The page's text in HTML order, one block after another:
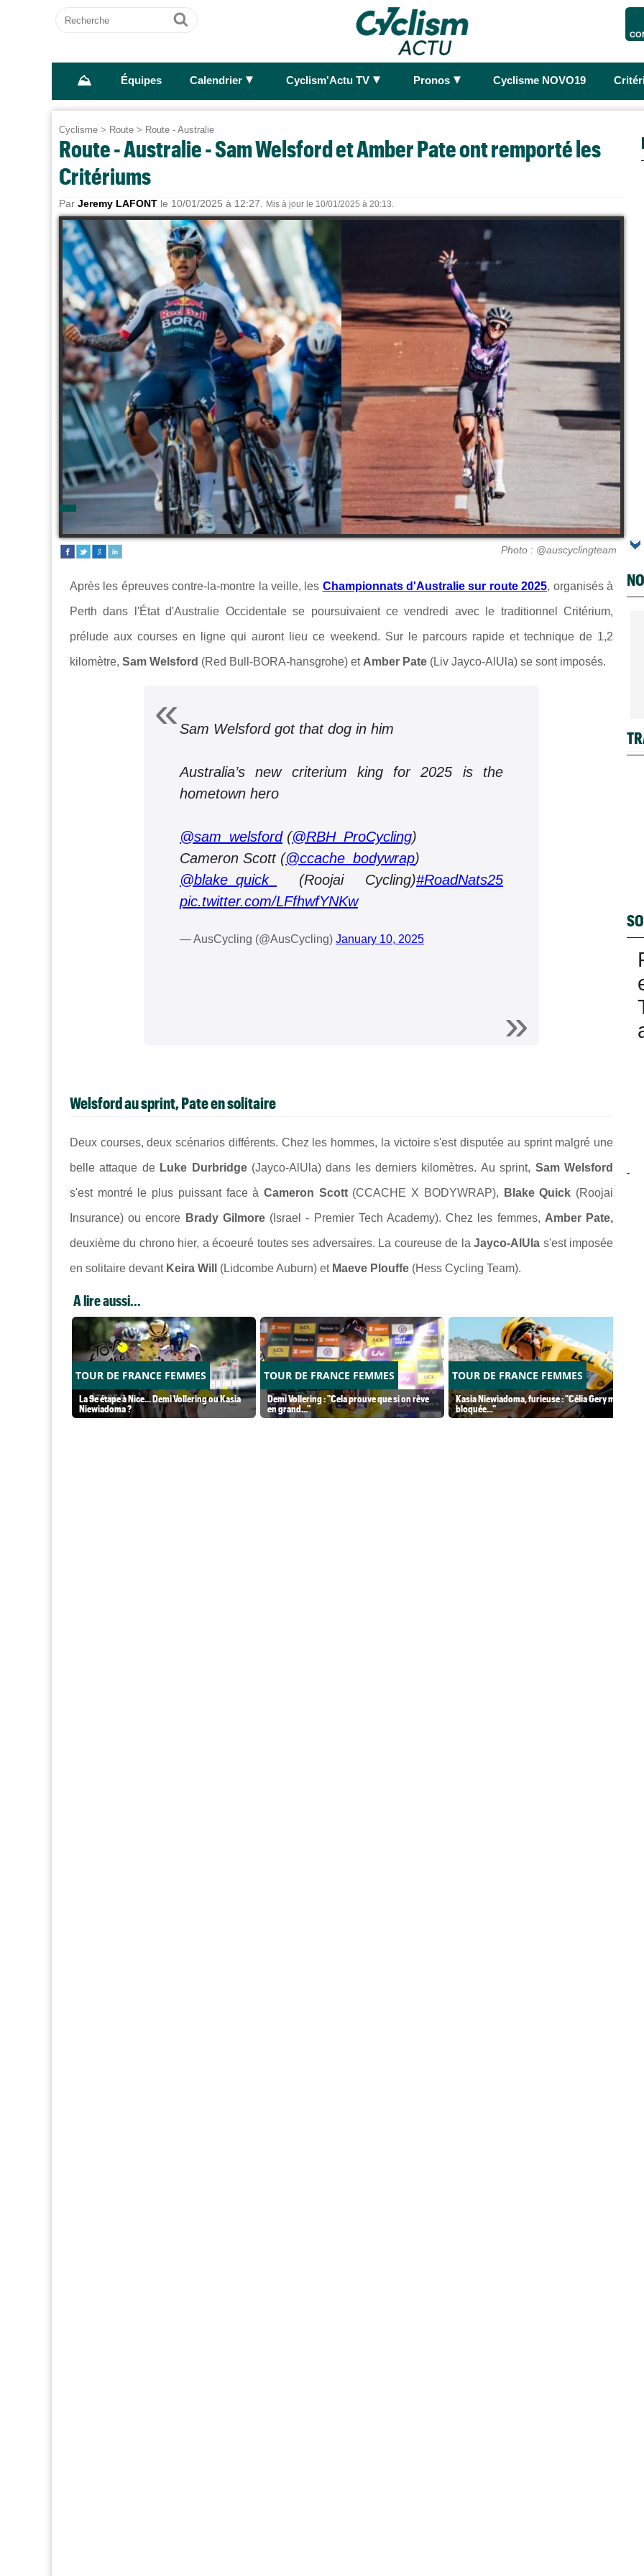
Recherche
Ok
⛰ Équipes Calendrier ► Cyclism'Actu TV ► Pronos ► Cyclisme NOVO19
Cyclisme > Route > Route - Australie
Route - Australie - Sam Welsford et Amber Pate ont remporté les
Critériums
Par Jeremy LAFONT le 10/01/2025 à 12:27. Mis à jour le 10/01/2025 à 20:13.
Photo : @auscyclingteam
Après les épreuves contre-la-montre la veille, les Championnats d'Australie sur route 2025, organisés à
Perth dans l'État d'Australie Occidentale se poursuivaient ce vendredi avec le traditionnel Critérium,
prélude aux courses en ligne qui auront lieu ce weekend. Sur le parcours rapide et technique de 1,2
kilomètre, Sam Welsford (Red Bull-BORA-hansgrohe) et Amber Pate (Liv Jayco-AlUla) se sont imposés.
Sam Welsford got that dog in him
Australia’s new criterium king for 2025 is the
hometown hero
@sam_welsford(@RBH_ProCycling)
Cameron Scott (@ccache_bodywrap)
@blake_quick_
(Roojai Cycling)#RoadNats25
pic.twitter.com/LFfhwfYNKw
— AusCycling (@AusCycling) January 10, 2025
Welsford au sprint, Pate en solitaire
Deux courses, deux scénarios différents. Chez les hommes, la victoire s'est disputée au sprint malgré une
belle attaque de Luke Durbridge (Jayco-AlUla) dans les derniers kilomètres. Au sprint, Sam Welsford
s'est montré le plus puissant face à Cameron Scott(CCACHE X BODYWRAP), Blake Quick (Roojai
Insurance) ou encore Brady Gilmore(Israel - Premier Tech Academy). Chez les femmes, Amber Pate,
deuxième du chrono hier, a écoeuré toutes ses adversaires. La coureuse de la Jayco-AlUla s'est imposée
en solitaire devant Keira Will (Lidcombe Auburn) et Maeve Plouffe (Hess Cycling Team).
A lire aussi...
TOUR DE FRANCE FEMMES
La 9e étape à Nice... Demi Vollering ou Kasia
Niewiadoma ?
TOUR DE FRANCE FEMMES
Demi Vollering : "Cela prouve que si on rêve
en grand..."
TOUR DE FRANCE FEMMES
Kasia Niewiadoma, furieuse : "Célia Gery m'a
bloquée..."
-